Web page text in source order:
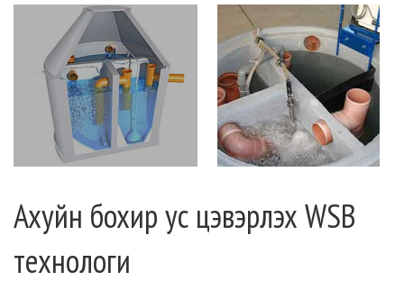
Ахуйн бохир ус цэвэрлэх WSB
технологи